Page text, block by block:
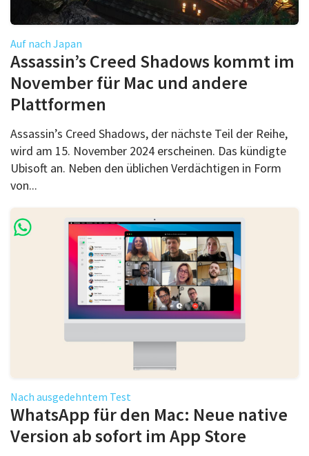
Magazine
Über uns
Podcast
Mac Life+
Anmelden
Auf nach Japan
Assassin’s Creed Shadows kommt im
November für Mac und andere
Plattformen
Assassin’s Creed Shadows, der nächste Teil der Reihe,
wird am 15. November 2024 erscheinen. Das kündigte
Ubisoft an. Neben den üblichen Verdächtigen in Form
von...
Nach ausgedehntem Test
WhatsApp für den Mac: Neue native
Version ab sofort im App Store